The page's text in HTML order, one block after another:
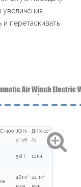
перетаскивать
100*JQH-
5* 48
ДКХ-10*
24
5кН 10кн
48м/
мин
24 м/
мин